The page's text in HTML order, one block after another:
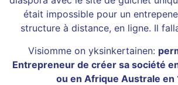
était impossible pour un
structure à distance, en ligne. Il
Visiomme on yksinkertainen:
Entrepreneur de créer sa société
ou en Afrique Australe en